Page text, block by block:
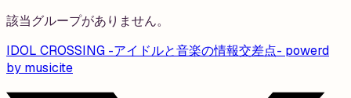
該当グループがありません。
IDOL CROSSING -アイドルと音楽の情報交差点- powerd
by musicite